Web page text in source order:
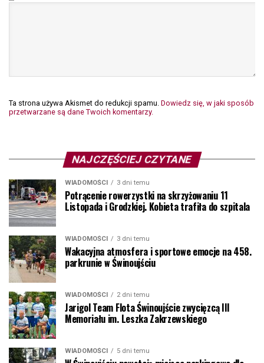
Ta strona używa Akismet do redukcji spamu. Dowiedz się, w jaki sposób
przetwarzane są dane Twoich komentarzy.
NAJCZĘŚCIEJ CZYTANE
WIADOMOŚCI 3 dni temu
Potrącenie rowerzystki na skrzyżowaniu 11
Listopada i Grodzkiej. Kobieta trafiła do szpitala
WIADOMOŚCI 3 dni temu
Wakacyjna atmosfera i sportowe emocje na 458.
parkrunie w Świnoujściu
WIADOMOŚCI 2 dni temu
Jarigol Team Flota Świnoujście zwycięzcą III
Memoriału im. Leszka Zakrzewskiego
WIADOMOŚCI 5 dni temu